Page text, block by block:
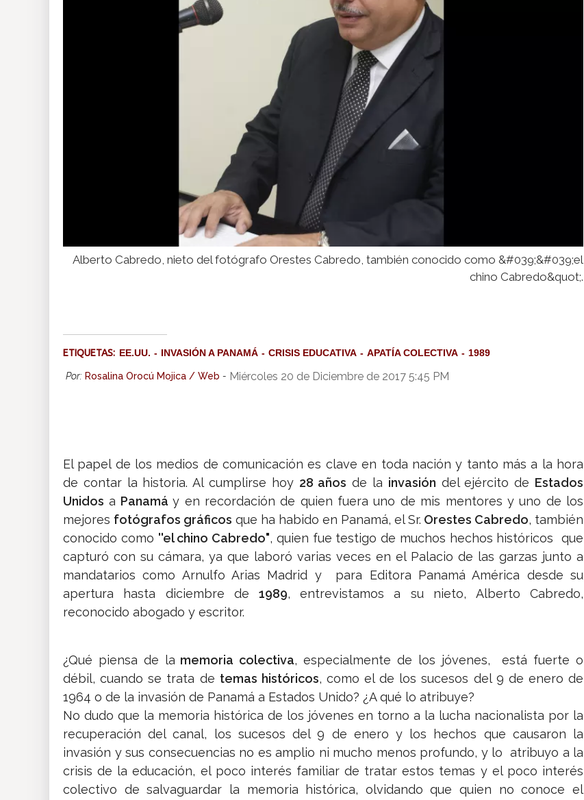
Alberto Cabredo, nieto del fotógrafo Orestes Cabredo, también conocido como &#039;&#039;el
chino Cabredo&quot;.
ETIQUETAS: EE.UU. INVASIÓN A PANAMÁ CRISIS EDUCATIVA APATÍA COLECTIVA 1989
Por: Rosalina Orocú Mojica / Web - Miércoles 20 de Diciembre de 2017 5:45 PM
El papel de los medios de comunicación es clave en toda nación y tanto más a la hora
de contar la historia. Al cumplirse hoy 28 años de la invasión del ejército de Estados
Unidos a Panamáy en recordación de quien fuera uno de mis mentores y uno de los
mejores fotógrafos gráficos que ha habido en Panamá, el Sr. Orestes Cabredo, también
conocido como ''el chino Cabredo", quien fue testigo de muchos hechos históricos
que
capturó con su cámara, ya que laboró varias veces en el Palacio de las garzas junto a
mandatarios como Arnulfo Arias Madrid y para Editora Panamá América desde su
apertura hasta diciembre de 1989, entrevistamos a su nieto, Alberto Cabredo,
reconocido abogado y escritor.
¿Qué piensa de la memoria colectiva, especialmente de los jóvenes, está fuerte o
débil, cuando se trata de temas históricos, como el de los sucesos del 9 de enero de
1964 o de la invasión de Panamá a Estados Unido? ¿A qué lo atribuye?
No dudo que la memoria histórica de los jóvenes en torno a la lucha nacionalista por la
recuperación del canal, los sucesos del 9 de enero y los hechos que causaron la
invasión y sus consecuencias no es amplio ni mucho menos profundo, y lo atribuyo a la
crisis de la educación, el poco interés familiar de tratar estos temas y el poco interés
colectivo de salvaguardar la memoria histórica, olvidando que quien no conoce el